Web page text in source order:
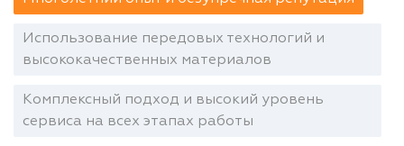
Использование передовых технологий и
высококачественных материалов
Комплексный подход и высокий уровень
сервиса на всех этапах работы